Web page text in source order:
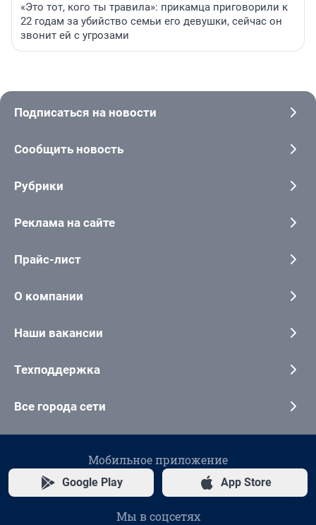
«Это тот, кого ты травила»: прикамца приговорили к
22 годам за убийство семьи его девушки, сейчас он
звонит ей с угрозами
Подписаться на новости
Сообщить новость
Рубрики
Реклама на сайте
Прайс-лист
О компании
Наши вакансии
Техподдержка
Все города сети
Мобильное приложение
Google Play App Store
Мы в соцсетях